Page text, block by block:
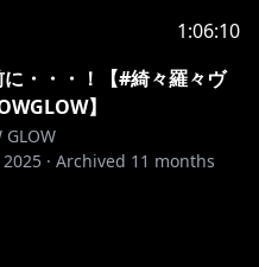
special/13902/
1:06:10
・・・！【#綺々羅々ヴ
】
GLOW
· Archived 11 months